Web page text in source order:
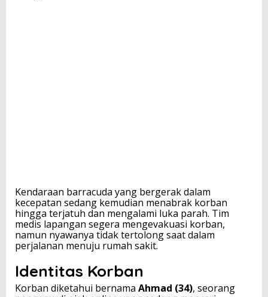
n
g
a
B
e
d
k
Kendaraan barracuda yang bergerak dalam
kecepatan sedang kemudian menabrak korban
hingga terjatuh dan mengalami luka parah. Tim
medis lapangan segera mengevakuasi korban,
namun nyawanya tidak tertolong saat dalam
perjalanan menuju rumah sakit.
Identitas Korban
Korban diketahui bernama Ahmad (34), seorang